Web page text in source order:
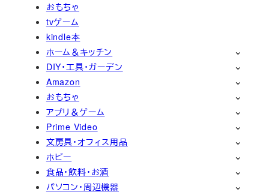
おもちゃ
tvゲーム
kindle本
ホーム＆キッチン
DIY・工具・ガーデン
Amazon
おもちゃ
アプリ＆ゲーム
Prime Video
文房具・オフィス用品
ホビー
食品・飲料・お酒
パソコン・周辺機器